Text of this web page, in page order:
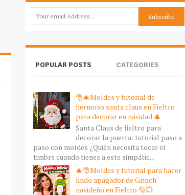
POPULAR POSTS CATEGORIES
🎅🎄Moldes y tutorial de
hermoso santa claus en Fieltro
para decorar en navidad 🎄
Santa Claus de fieltro para
decorar la puerta: tutorial paso a
paso con moldes ¿Quién necesita tocar el
timbre cuando tienes a este simpátic...
🎄🎅Moldes y tutorial para hacer
lindo apagador de Grinch
navideño en Fieltro 🎅💥